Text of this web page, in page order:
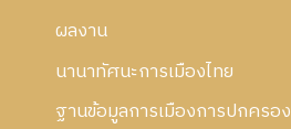
ผลงาน
นานาทัศนะการเมืองไทย
ฐานข้อมูลการเมืองการปกครอง